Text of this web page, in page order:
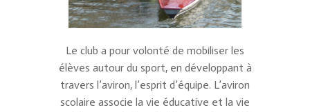
Le club a pour volonté de mobiliser les
élèves autour du sport, en développant à
travers l’aviron, l’esprit d’équipe. L’aviron
scolaire associe la vie éducative et la vie